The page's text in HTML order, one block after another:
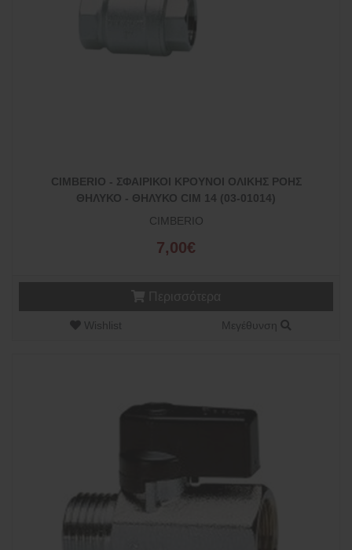
CIMBERIO - ΣΦΑΙΡΙΚΟΙ ΚΡΟΥΝΟΙ ΟΛΙΚΗΣ ΡΟΗΣ
ΘΗΛΥΚΟ - ΘΗΛΥΚΟ CIM 14 (03-01014)
CIMBERIO
7,00€
Wishlist Μεγέθυνση